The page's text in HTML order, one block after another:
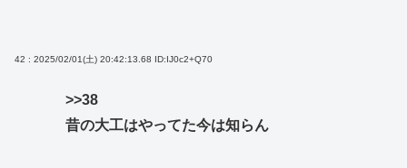
42 : 2025/02/01(土) 20:42:13.68 ID:IJ0c2+Q70
>>38
昔の大工はやってた今は知らん